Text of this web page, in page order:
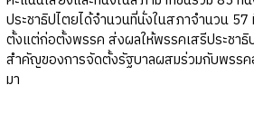
ประชาธิปไตยได้จำนวนที่นั่งในสภาจำนวน
ตั้งแต่ก่อตั้งพรรค ส่งผลให้พรรคเสรีประชาธิ
สำคัญของการจัดตั้งรัฐบาลผสมร่วมกับพรรค
มา